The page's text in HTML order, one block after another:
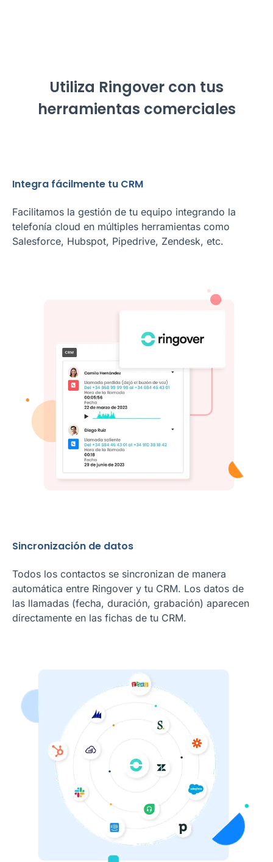
Utiliza Ringover con tus
herramientas comerciales
Integra fácilmente tu CRM
Facilitamos la gestión de tu equipo integrando la
telefonía cloud en múltiples herramientas como
Salesforce, Hubspot, Pipedrive, Zendesk, etc.
Sincronización de datos
Todos los contactos se sincronizan de manera
automática entre Ringover y tu CRM. Los datos de
las llamadas (fecha, duración, grabación) aparecen
directamente en las fichas de tu CRM.